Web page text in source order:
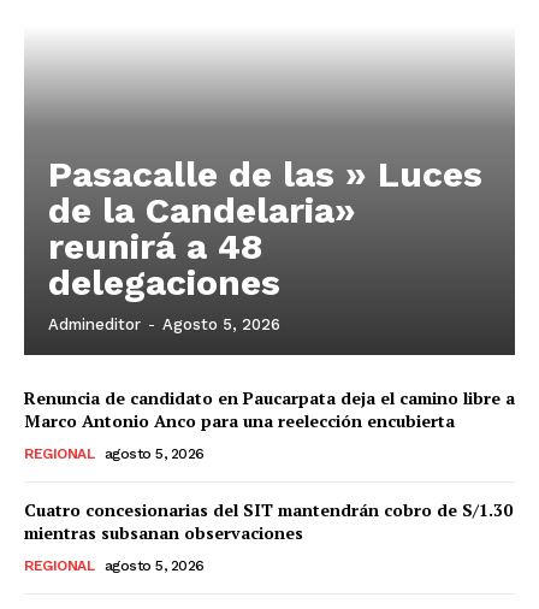
Pasacalle de las » Luces
de la Candelaria»
reunirá a 48
delegaciones
Admineditor - Agosto 5, 2026
Renuncia de candidato en Paucarpata deja el camino libre a
Marco Antonio Anco para una reelección encubierta
REGIONAL agosto 5, 2026
Cuatro concesionarias del SIT mantendrán cobro de S/1.30
mientras subsanan observaciones
REGIONAL agosto 5, 2026